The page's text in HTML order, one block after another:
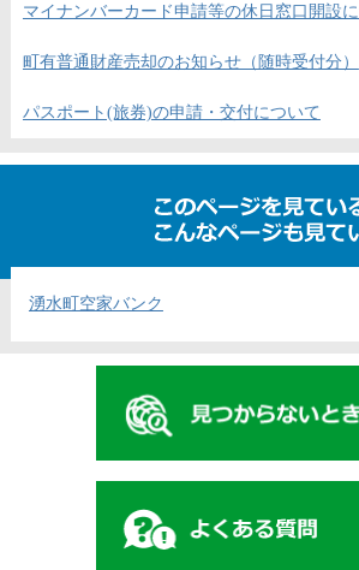
マイナンバーカード申請等の休日窓口開設
町有普通財産売却のお知らせ（随時受付分）
パスポート(旅券)の申請・交付について
湧水町空家バンク